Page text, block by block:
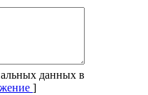
данных в
]